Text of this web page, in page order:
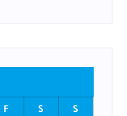
F S
S